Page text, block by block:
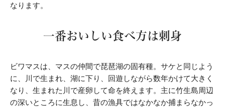
なります。
一番おいしい食べ方は刺身
ビワマスは、マスの仲間で琵琶湖の固有種。サケと同じよう
に、川で生まれ、湖に下り、回遊しながら数年かけて大きく
なり、生まれた川で産卵して命を終えます。主に竹生島周辺
の深いところに生息し、昔の漁具ではなかなか捕まらなかっ